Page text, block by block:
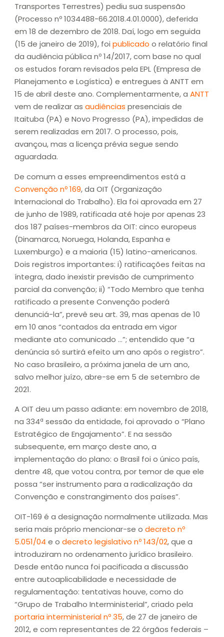
Transportes Terrestres) pediu sua suspensão
(Processo nº 1034488-66.2018.4.01.0000), deferida
em 18 de dezembro de 2018. Daí, logo em seguida
(15 de janeiro de 2019), foi publicado o relatório final
da audiência pública nº 14/2017, com base no qual
os estudos foram revisados pela EPL (Empresa de
Planejamento e Logística) e entregues à ANTT em
15 de abril deste ano. Complementarmente, a ANTT
vem de realizar as audiências presenciais de
Itaituba (PA) e Novo Progresso (PA), impedidas de
serem realizadas em 2017. O processo, pois,
avançou, mas a licença prévia segue sendo
aguardada.
De comum a esses empreendimentos está a
Convenção nº 169, da OIT (Organização
Internacional do Trabalho). Ela foi aprovada em 27
de junho de 1989, ratificada até hoje por apenas 23
dos 187 países-membros da OIT: cinco europeus
(Dinamarca, Noruega, Holanda, Espanha e
Luxemburgo) e a maioria (15) latino-americanos.
Dois registros importantes: i) ratificações feitas na
íntegra, dado inexistir previsão de cumprimento
parcial da convenção; ii) “Todo Membro que tenha
ratificado a presente Convenção poderá
denunciá-la”, prevê seu art. 39, mas apenas de 10
em 10 anos “contados da entrada em vigor
mediante ato comunicado …”; entendido que “a
denúncia só surtirá efeito um ano após o registro”.
No caso brasileiro, a próxima janela de um ano,
salvo melhor juízo, abre-se em 5 de setembro de
2021.
A OIT deu um passo adiante: em novembro de 2018,
na 334ª sessão da entidade, foi aprovado o “Plano
Estratégico de Engajamento”. E na sessão
subsequente, em março deste ano, a
implementação do plano: o Brasil foi o único país,
dentre 48, que votou contra, por temor de que ele
possa “ser instrumento para a radicalização da
Convenção e constrangimento dos países”.
OIT-169 é a designação normalmente utilizada. Mas
seria mais próprio mencionar-se o decreto nº
5.051/04 e o decreto legislativo nº 143/02, que a
introduziram no ordenamento jurídico brasileiro.
Desde então nunca foi pacificada a discussão
entre autoaplicabilidade e necessidade de
regulamentação: tentativas houve, como do
“Grupo de Trabalho Interministerial”, criado pela
portaria interministerial nº 35, de 27 de janeiro de
2012, e com representantes de 22 órgãos federais –